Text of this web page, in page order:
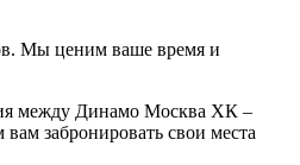
Мы ценим ваше время и
между Динамо Москва ХК –
забронировать свои места